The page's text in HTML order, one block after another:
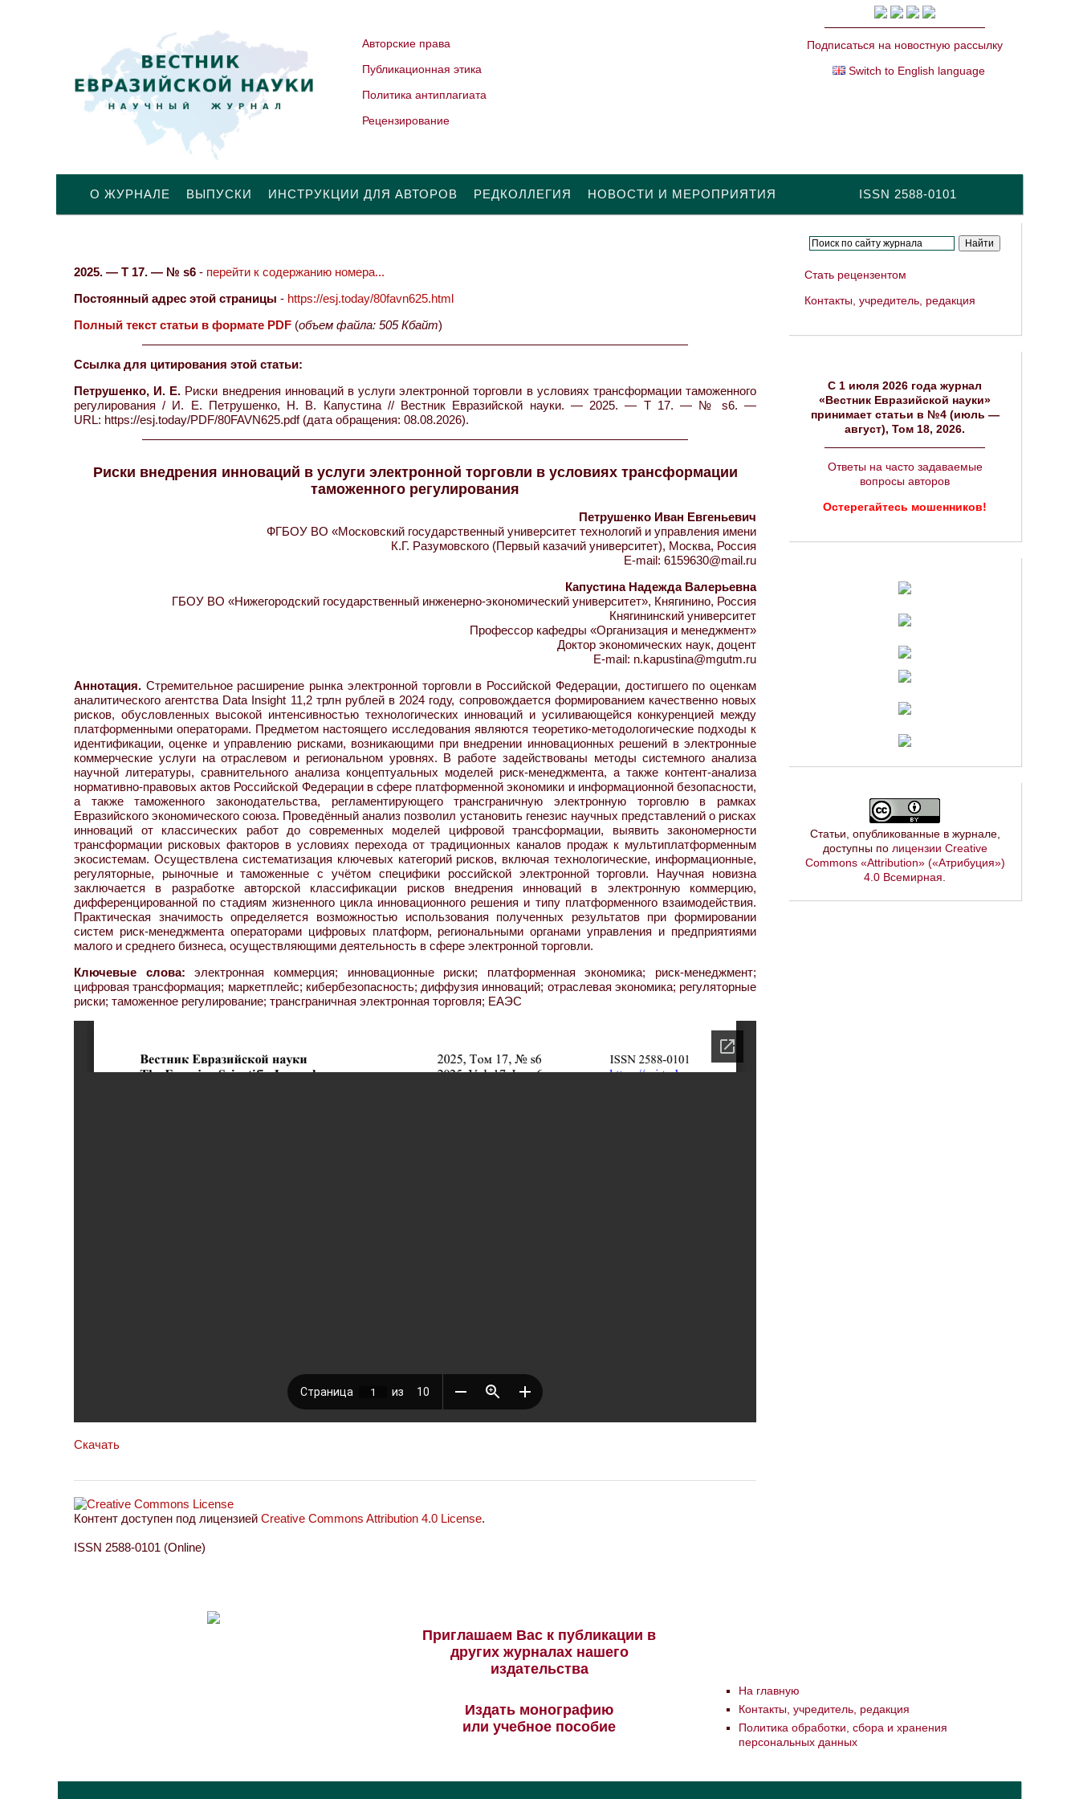
Авторские права
Публикационная этика
Политика антиплагиата
Рецензирование
Подписаться на новостную рассылку
Switch to English language
ISSN 2588-0101
О ЖУРНАЛЕ ВЫПУСКИ ИНСТРУКЦИИ ДЛЯ АВТОРОВ РЕДКОЛЛЕГИЯ НОВОСТИ И МЕРОПРИЯТИЯ
2025. — Т 17. — № s6 - перейти к содержанию номера...
Постоянный адрес этой страницы - https://esj.today/80favn625.html
Полный текст статьи в формате PDF (объем файла: 505 Кбайт)
Ссылка для цитирования этой статьи:
Петрушенко, И. Е. Риски внедрения инноваций в услуги электронной торговли в условиях трансформации таможенного
регулирования / И. Е. Петрушенко, Н. В. Капустина // Вестник Евразийской науки. — 2025. — Т 17. — № s6. —
URL: https://esj.today/PDF/80FAVN625.pdf (дата обращения: 08.08.2026).
Риски внедрения инноваций в услуги электронной торговли в условиях трансформации
таможенного регулирования
Петрушенко Иван Евгеньевич
ФГБОУ ВО «Московский государственный университет технологий и управления имени
К.Г. Разумовского (Первый казачий университет), Москва, Россия
E-mail: 6159630@mail.ru
Капустина Надежда Валерьевна
ГБОУ ВО «Нижегородский государственный инженерно-экономический университет», Княгинино, Россия
Княгининский университет
Профессор кафедры «Организация и менеджмент»
Доктор экономических наук, доцент
E-mail: n.kapustina@mgutm.ru
Аннотация. Стремительное расширение рынка электронной торговли в Российской Федерации, достигшего по оценкам
аналитического агентства Data Insight 11,2 трлн рублей в 2024 году, сопровождается формированием качественно новых
рисков, обусловленных высокой интенсивностью технологических инноваций и усиливающейся конкуренцией между
платформенными операторами. Предметом настоящего исследования являются теоретико-методологические подходы к
идентификации, оценке и управлению рисками, возникающими при внедрении инновационных решений в электронные
коммерческие услуги на отраслевом и региональном уровнях. В работе задействованы методы системного анализа
научной литературы, сравнительного анализа концептуальных моделей риск-менеджмента, а также контент-анализа
нормативно-правовых актов Российской Федерации в сфере платформенной экономики и информационной безопасности,
а также таможенного законодательства, регламентирующего трансграничную электронную торговлю в рамках
Евразийского экономического союза. Проведённый анализ позволил установить генезис научных представлений о рисках
инноваций от классических работ до современных моделей цифровой трансформации, выявить закономерности
трансформации рисковых факторов в условиях перехода от традиционных каналов продаж к мультиплатформенным
экосистемам. Осуществлена систематизация ключевых категорий рисков, включая технологические, информационные,
регуляторные, рыночные и таможенные с учётом специфики российской электронной торговли. Научная новизна
заключается в разработке авторской классификации рисков внедрения инноваций в электронную коммерцию,
дифференцированной по стадиям жизненного цикла инновационного решения и типу платформенного взаимодействия.
Практическая значимость определяется возможностью использования полученных результатов при формировании
систем риск-менеджмента операторами цифровых платформ, региональными органами управления и предприятиями
малого и среднего бизнеса, осуществляющими деятельность в сфере электронной торговли.
Ключевые слова: электронная коммерция; инновационные риски; платформенная экономика; риск-менеджмент;
цифровая трансформация; маркетплейс; кибербезопасность; диффузия инноваций; отраслевая экономика; регуляторные
риски; таможенное регулирование; трансграничная электронная торговля; ЕАЭС
Скачать
Контент доступен под лицензией Creative Commons Attribution 4.0 License.
ISSN 2588-0101 (Online)
Стать рецензентом
Контакты, учредитель, редакция
C 1 июля 2026 года журнал
«Вестник Евразийской науки»
принимает статьи в №4 (июль —
август), Том 18, 2026.
Ответы на часто задаваемые
вопросы авторов
Остерегайтесь мошенников!
Статьи, опубликованные в журнале,
доступны по лицензии Creative
Commons «Attribution» («Атрибуция»)
4.0 Всемирная
Приглашаем Вас к публикации в
других журналах нашего
издательства
Издать монографию
или учебное пособие
На главную
Контакты, учредитель, редакция
Политика обработки, сбора и хранения
персональных данных